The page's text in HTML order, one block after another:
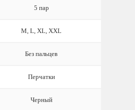
5 пар
M, L, XL, XXL
Без пальцев
Перчатки
Черный